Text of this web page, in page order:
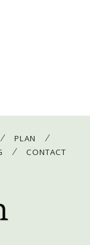
PLAN /
/CONTACT